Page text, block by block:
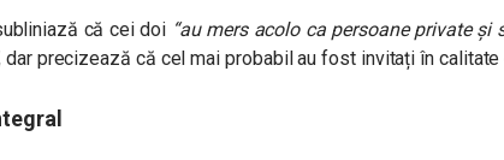
că cei doi “au mers acolo ca persoane private și
dar precizează că cel mai probabil au fost invitați în